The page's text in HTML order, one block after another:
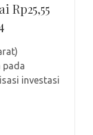
Rp25,55
pada
investasi